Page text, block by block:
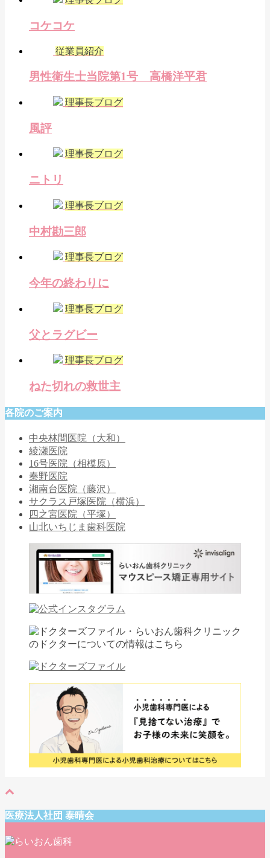
コケコケ
従業員紹介
男性衛生士当院第1号 高橋洋平君
理事長ブログ
風評
理事長ブログ
ニトリ
理事長ブログ
中村勘三郎
理事長ブログ
今年の終わりに
理事長ブログ
父とラグビー
理事長ブログ
ねた切れの救世主
各院のご案内
中央林間医院（大和）
綾瀬医院
16号医院（相模原）
秦野医院
湘南台医院（藤沢）
サクラス戸塚医院（横浜）
四之宮医院（平塚）
山北いちじま歯科医院
医療法人社団 泰晴会